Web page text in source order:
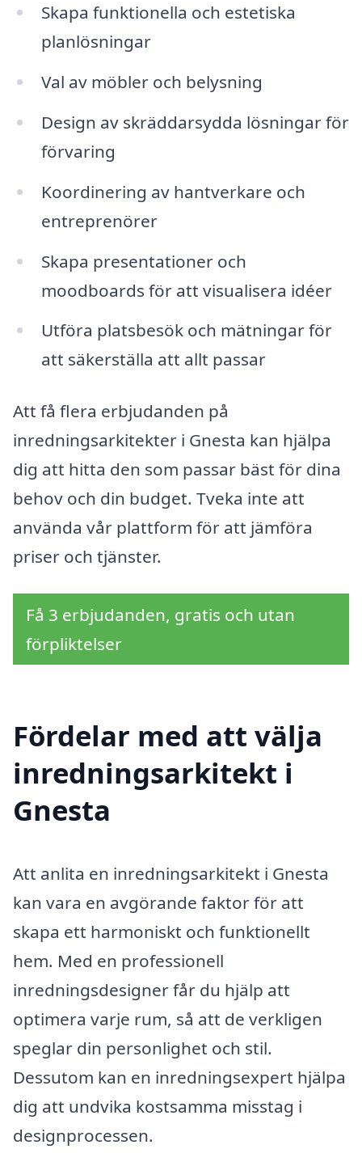
Skapa funktionella och estetiska
planlösningar
Val av möbler och belysning
Design av skräddarsydda lösningar för
förvaring
Koordinering av hantverkare och
entreprenörer
Skapa presentationer och
moodboards för att visualisera idéer
Utföra platsbesök och mätningar för
att säkerställa att allt passar
Att få flera erbjudanden på
inredningsarkitekter i Gnesta kan hjälpa
dig att hitta den som passar bäst för dina
behov och din budget. Tveka inte att
använda vår plattform för att jämföra
priser och tjänster.
Få 3 erbjudanden, gratis och utan
förpliktelser
Fördelar med att välja
inredningsarkitekt i
Gnesta
Att anlita en inredningsarkitekt i Gnesta
kan vara en avgörande faktor för att
skapa ett harmoniskt och funktionellt
hem. Med en professionell
inredningsdesigner får du hjälp att
optimera varje rum, så att de verkligen
speglar din personlighet och stil.
Dessutom kan en inredningsexpert hjälpa
dig att undvika kostsamma misstag i
designprocessen.